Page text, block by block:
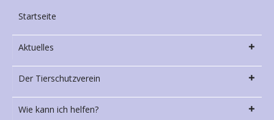
Startseite
Aktuelles
Der Tierschutzverein
Wie kann ich helfen?